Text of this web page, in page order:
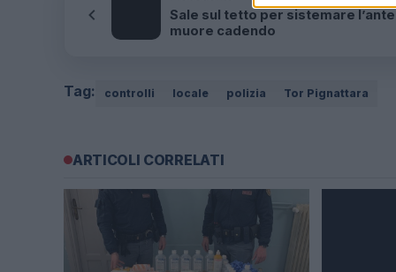
Sale sul tetto per sistemare
muore cadendo
Tag: controlli locale polizia Tor Pignattara
ARTICOLI CORRELATI